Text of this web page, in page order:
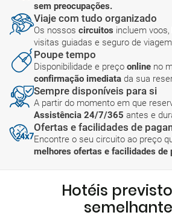
sem preocupações.
Viaje com tudo organizado
Os nossos circuitos incluem
visitas guiadas e seguro de
Poupe tempo
Disponibilidade e preço online no
confirmação imediata da sua
Sempre disponíveis para si
A partir do momento em que
Assistência 24/7/365 antes e
Ofertas e facilidades de
Encontre o seu circuito ao preço
melhores ofertas e facilidades de
Hotéis